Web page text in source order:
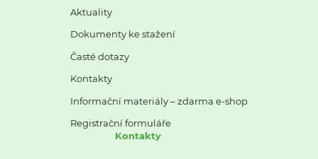
Aktuality
Dokumenty ke stažení
Časté dotazy
Kontakty
Informační materiály – zdarma e-shop
Registrační formuláře
Kontakty